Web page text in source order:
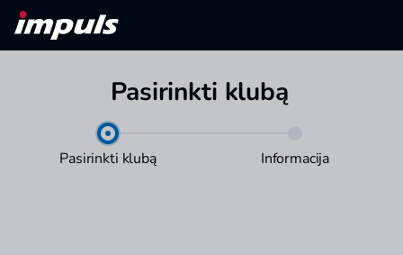
Pasirinkti klubą
Pasirinkti klubą Informacija